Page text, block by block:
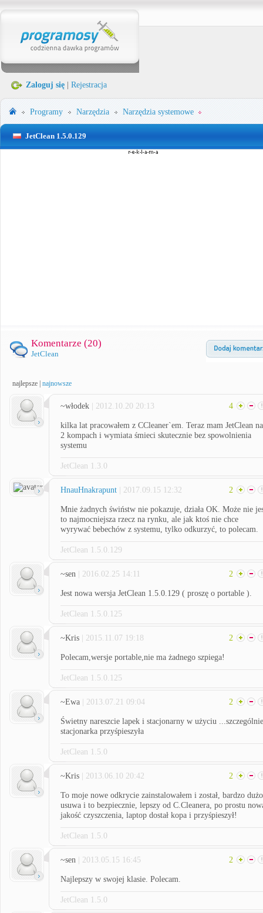
Zaloguj się Rejestracja
Programy Narzędzia Narzędzia systemowe
JetClean 1.5.0.129
Komentarze (20)
JetClean
najlepsze najnowsze
~włodek | 2012.10.20 20:13 4
kilka lat pracowałem z CCleaner`em. Teraz mam JetClean na
2 kompach i wymiata śmieci skutecznie bez spowolnienia
systemu
JetClean 1.3.0
HnauHnakrapunt | 2017.09.15 12:32 2
Mnie żadnych świństw nie pokazuje, działa OK. Może nie
to najmocniejsza rzecz na rynku, ale jak ktoś nie chce
wyrywać bebechów z systemu, tylko odkurzyć, to polecam.
JetClean 1.5.0.129
~sen | 2016.02.25 14:11 2
Jest nowa wersja JetClean 1.5.0.129 ( proszę o portable ).
JetClean 1.5.0.125
~Kris | 2015.11.07 19:18 2
Polecam,wersje portable,nie ma żadnego szpiega!
JetClean 1.5.0.125
~Ewa | 2013.07.21 09:04 2
Świetny nareszcie lapek i stacjonarny w użyciu ...szczególnie
stacjonarka przyśpieszyła
JetClean 1.5.0
~Kris | 2013.06.10 20:42 2
To moje nowe odkrycie zainstalowałem i został, bardzo dużo
usuwa i to bezpiecznie, lepszy od C.Cleanera, po prostu
jakość czyszczenia, laptop dostał kopa i przyśpieszył!
JetClean 1.5.0
~sen | 2013.05.15 16:45 2
Najlepszy w swojej klasie. Polecam.
JetClean 1.5.0